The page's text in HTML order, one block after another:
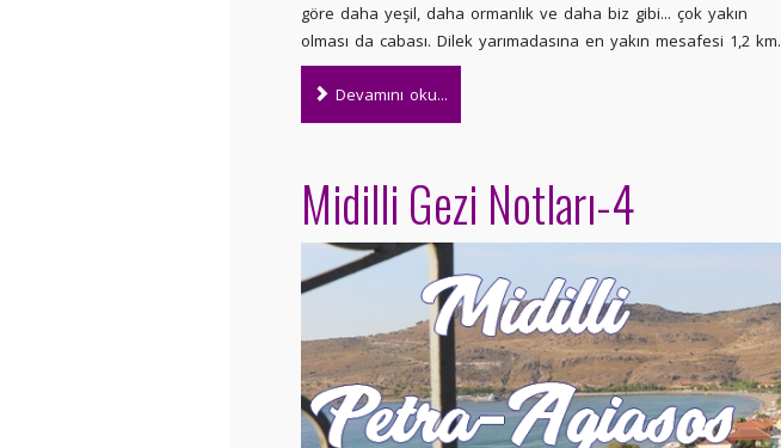
göre daha yeşil, daha ormanlık ve daha biz gibi... çok yakın
olması da cabası. Dilek yarımadasına en yakın mesafesi 1,2 km.
Devamını oku...
Midilli Gezi Notları-4